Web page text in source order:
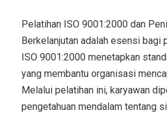
Pelatihan ISO 9001:2000 dan
Berkelanjutan adalah esensi bagi
ISO 9001:2000 menetapkan
yang membantu organisasi
Melalui pelatihan ini, karyawan
pengetahuan mendalam tentang